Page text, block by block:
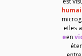
etles
een